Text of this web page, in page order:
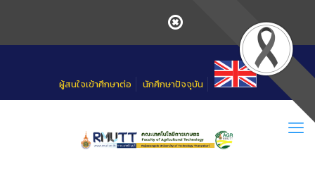
ผู้สนใจเข้าศึกษาต่อ นักศึกษาปัจจุบัน